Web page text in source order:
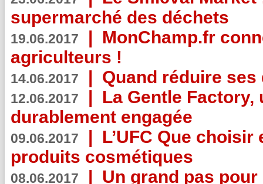
supermarché des déchets
19.06.2017 | MonChamp.fr
agriculteurs !
14.06.2017 | Quand réduire
12.06.2017 | La Gentle
durablement engagée
09.06.2017 | L’UFC Que
produits cosmétiques
08.06.2017 | Un grand pas